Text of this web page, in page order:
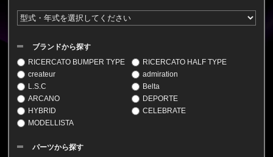
ブランドから探す
RICERCATO BUMPER TYPE
RICERCATO HALF TYPE
createur
admiration
L.S.C
Belta
ARCANO
DEPORTE
HYBRID
CELEBRATE
MODELLISTA
パーツから探す